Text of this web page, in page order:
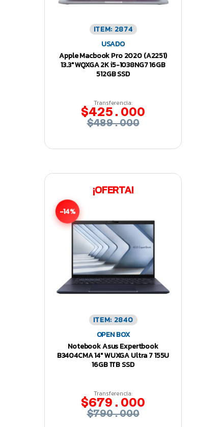
ITEM: 2874
USADO
Apple Macbook Pro 2020 (A2251)
13.3″ WQXGA 2K i5-1038NG7 16GB
512GB SSD
Transferencia:
$425.000
$489.000
¡OFERTA!
-14%
ITEM: 2840
OPEN BOX
Notebook Asus Expertbook
B3404CMA 14″ WUXGA Ultra 7 155U
16GB 1TB SSD
Transferencia:
$679.000
$790.000